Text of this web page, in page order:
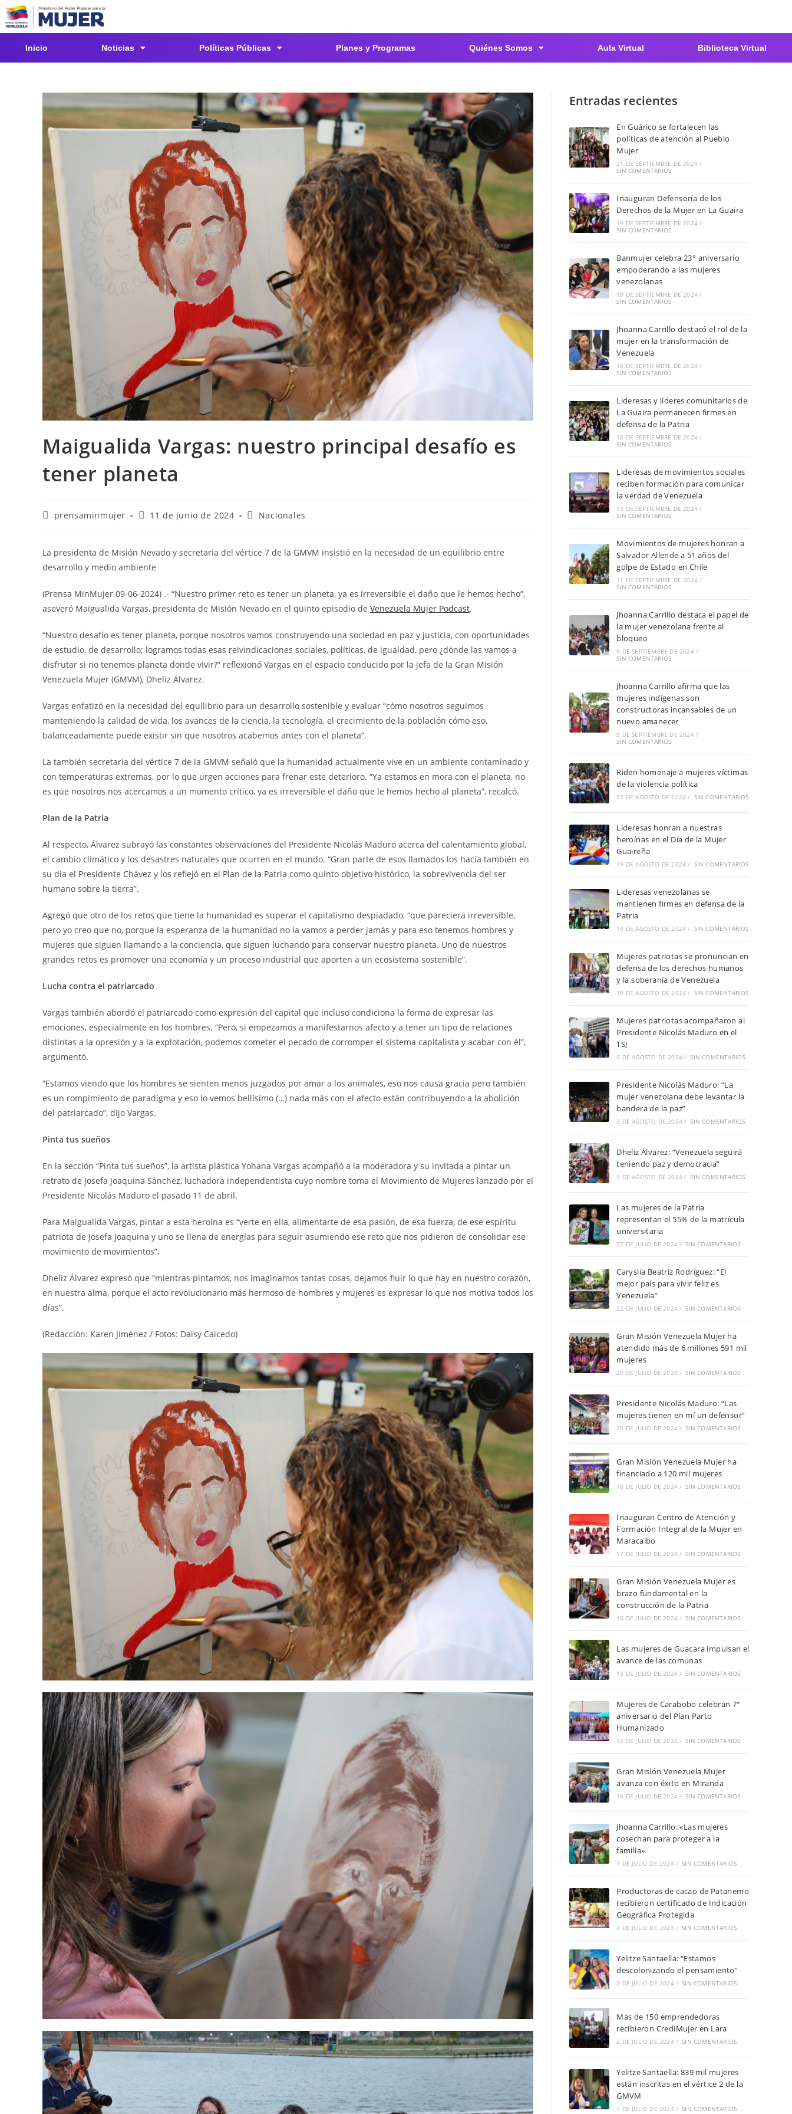
Inicio Noticias Políticas Públicas Planes y Programas Quiénes Somos Aula Virtual Biblioteca Virtual
Maigualida Vargas: nuestro principal desafío es
tener planeta
prensaminmujer 11 de junio de 2024 Nacionales
La presidenta de Misión Nevado y secretaria del vértice 7 de la GMVM insistió en la necesidad de un equilibrio entre
desarrollo y medio ambiente
(Prensa MinMujer 09-06-2024) .- “Nuestro primer reto es tener un planeta, ya es irreversible el daño que le hemos hecho”,
aseveró Maigualida Vargas, presidenta de Misión Nevado en el quinto episodio de Venezuela Mujer Podcast.
“Nuestro desafío es tener planeta, porque nosotros vamos construyendo una sociedad en paz y justicia, con oportunidades
de estudio, de desarrollo; logramos todas esas reivindicaciones sociales, políticas, de igualdad, pero ¿dónde las vamos a
disfrutar si no tenemos planeta donde vivir?” reflexionó Vargas en el espacio conducido por la jefa de la Gran Misión
Venezuela Mujer (GMVM), Dheliz Álvarez.
Vargas enfatizó en la necesidad del equilibrio para un desarrollo sostenible y evaluar “cómo nosotros seguimos
manteniendo la calidad de vida, los avances de la ciencia, la tecnología, el crecimiento de la población cómo eso,
balanceadamente puede existir sin que nosotros acabemos antes con el planeta”.
La también secretaria del vértice 7 de la GMVM señaló que la humanidad actualmente vive en un ambiente contaminado y
con temperaturas extremas, por lo que urgen acciones para frenar este deterioro. “Ya estamos en mora con el planeta, no
es que nosotros nos acercamos a un momento crítico, ya es irreversible el daño que le hemos hecho al planeta”, recalcó.
Plan de la Patria
Al respecto, Álvarez subrayó las constantes observaciones del Presidente Nicolás Maduro acerca del calentamiento global,
el cambio climático y los desastres naturales que ocurren en el mundo. “Gran parte de esos llamados los hacía también en
su día el Presidente Chávez y los reflejó en el Plan de la Patria como quinto objetivo histórico, la sobrevivencia del ser
humano sobre la tierra”.
Agregó que otro de los retos que tiene la humanidad es superar el capitalismo despiadado, “que pareciera irreversible,
pero yo creo que no, porque la esperanza de la humanidad no la vamos a perder jamás y para eso tenemos hombres y
mujeres que siguen llamando a la conciencia, que siguen luchando para conservar nuestro planeta. Uno de nuestros
grandes retos es promover una economía y un proceso industrial que aporten a un ecosistema sostenible”.
Lucha contra el patriarcado
Vargas también abordó el patriarcado como expresión del capital que incluso condiciona la forma de expresar las
emociones, especialmente en los hombres. “Pero, si empezamos a manifestarnos afecto y a tener un tipo de relaciones
distintas a la opresión y a la explotación, podemos cometer el pecado de corromper el sistema capitalista y acabar con él”,
argumentó.
“Estamos viendo que los hombres se sienten menos juzgados por amar a los animales, eso nos causa gracia pero también
es un rompimiento de paradigma y eso lo vemos bellísimo (…) nada más con el afecto están contribuyendo a la abolición
del patriarcado”, dijo Vargas.
Pinta tus sueños
En la sección “Pinta tus sueños”, la artista plástica Yohana Vargas acompañó a la moderadora y su invitada a pintar un
retrato de Josefa Joaquina Sánchez, luchadora independentista cuyo nombre toma el Movimiento de Mujeres lanzado por el
Presidente Nicolás Maduro el pasado 11 de abril.
Para Maigualida Vargas, pintar a esta heroína es “verte en ella, alimentarte de esa pasión, de esa fuerza, de ese espíritu
patriota de Josefa Joaquina y uno se llena de energías para seguir asumiendo ese reto que nos pidieron de consolidar ese
movimiento de movimientos”.
Dheliz Álvarez expresó que “mientras pintamos, nos imaginamos tantas cosas, dejamos fluir lo que hay en nuestro corazón,
en nuestra alma, porque el acto revolucionario más hermoso de hombres y mujeres es expresar lo que nos motiva todos los
días”.
(Redacción: Karen Jiménez / Fotos: Daisy Caicedo)
Entradas recientes
En Guárico se fortalecen las
políticas de atención al Pueblo
Mujer
21 DE SEPTIEMBRE DE 2024 /
SIN COMENTARIOS
Inauguran Defensoría de los
Derechos de la Mujer en La Guaira
19 DE SEPTIEMBRE DE 2024 /
SIN COMENTARIOS
Banmujer celebra 23° aniversario
empoderando a las mujeres
venezolanas
19 DE SEPTIEMBRE DE 2024 /
SIN COMENTARIOS
Jhoanna Carrillo destacó el rol de la
mujer en la transformación de
Venezuela
18 DE SEPTIEMBRE DE 2024 /
SIN COMENTARIOS
Lideresas y líderes comunitarios de
La Guaira permanecen firmes en
defensa de la Patria
15 DE SEPTIEMBRE DE 2024 /
SIN COMENTARIOS
Lideresas de movimientos sociales
reciben formación para comunicar
la verdad de Venezuela
13 DE SEPTIEMBRE DE 2024 /
SIN COMENTARIOS
Movimientos de mujeres honran a
Salvador Allende a 51 años del
golpe de Estado en Chile
11 DE SEPTIEMBRE DE 2024 /
SIN COMENTARIOS
Jhoanna Carrillo destaca el papel de
la mujer venezolana frente al
bloqueo
9 DE SEPTIEMBRE DE 2024 /
SIN COMENTARIOS
Jhoanna Carrillo afirma que las
mujeres indígenas son
constructoras incansables de un
nuevo amanecer
5 DE SEPTIEMBRE DE 2024 /
SIN COMENTARIOS
Riden homenaje a mujeres víctimas
de la violencia política
22 DE AGOSTO DE 2024 / SIN COMENTARIOS
Lideresas honran a nuestras
heroínas en el Día de la Mujer
Guaireña
19 DE AGOSTO DE 2024 / SIN COMENTARIOS
Lideresas venezolanas se
mantienen firmes en defensa de la
Patria
14 DE AGOSTO DE 2024 / SIN COMENTARIOS
Mujeres patriotas se pronuncian en
defensa de los derechos humanos
y la soberanía de Venezuela
10 DE AGOSTO DE 2024 / SIN COMENTARIOS
Mujeres patriotas acompañaron al
Presidente Nicolás Maduro en el
TSJ
9 DE AGOSTO DE 2024 / SIN COMENTARIOS
Presidente Nicolás Maduro: “La
mujer venezolana debe levantar la
bandera de la paz”
3 DE AGOSTO DE 2024 / SIN COMENTARIOS
Dheliz Álvarez: “Venezuela seguirá
teniendo paz y democracia”
3 DE AGOSTO DE 2024 / SIN COMENTARIOS
Las mujeres de la Patria
representan el 55% de la matrícula
universitaria
27 DE JULIO DE 2024 / SIN COMENTARIOS
Caryslia Beatriz Rodríguez: “El
mejor país para vivir feliz es
Venezuela”
22 DE JULIO DE 2024 / SIN COMENTARIOS
Gran Misión Venezuela Mujer ha
atendido más de 6 millones 591 mil
mujeres
20 DE JULIO DE 2024 / SIN COMENTARIOS
Presidente Nicolás Maduro: “Las
mujeres tienen en mí un defensor”
20 DE JULIO DE 2024 / SIN COMENTARIOS
Gran Misión Venezuela Mujer ha
financiado a 120 mil mujeres
18 DE JULIO DE 2024 / SIN COMENTARIOS
Inauguran Centro de Atención y
Formación Integral de la Mujer en
Maracaibo
17 DE JULIO DE 2024 / SIN COMENTARIOS
Gran Misión Venezuela Mujer es
brazo fundamental en la
construcción de la Patria
15 DE JULIO DE 2024 / SIN COMENTARIOS
Las mujeres de Guacara impulsan el
avance de las comunas
13 DE JULIO DE 2024 / SIN COMENTARIOS
Mujeres de Carabobo celebran 7°
aniversario del Plan Parto
Humanizado
12 DE JULIO DE 2024 / SIN COMENTARIOS
Gran Misión Venezuela Mujer
avanza con éxito en Miranda
10 DE JULIO DE 2024 / SIN COMENTARIOS
Jhoanna Carrillo: «Las mujeres
cosechan para proteger a la
familia»
7 DE JULIO DE 2024 / SIN COMENTARIOS
Productoras de cacao de Patanemo
recibieron certificado de Indicación
Geográfica Protegida
4 DE JULIO DE 2024 / SIN COMENTARIOS
Yelitze Santaella: “Estamos
descolonizando el pensamiento”
2 DE JULIO DE 2024 / SIN COMENTARIOS
Más de 150 emprendedoras
recibieron CrediMujer en Lara
2 DE JULIO DE 2024 / SIN COMENTARIOS
Yelitze Santaella: 839 mil mujeres
están inscritas en el vértice 2 de la
GMVM
1 DE JULIO DE 2024 / SIN COMENTARIOS